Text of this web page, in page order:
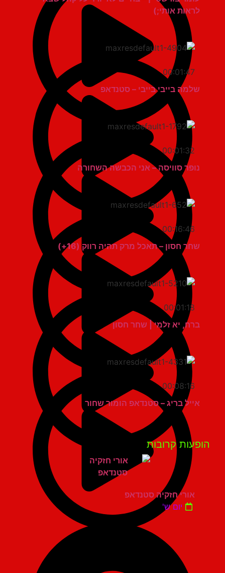
לראות אותי;)
00:01:47
שלמה בייבי בייבי – סטנדאפ
00:01:32
נופר סוויסה – אני הכבשה השחורה
00:16:46
שחר חסון – תאכל מרק תהיה רווק (16+)
00:01:18
ברח, יא זלמי | שחר חסון
00:08:16
אייל בריג – סטנדאפ הומור שחור
קרובות
אורי חזקיה סטנדאפ
יום ש'